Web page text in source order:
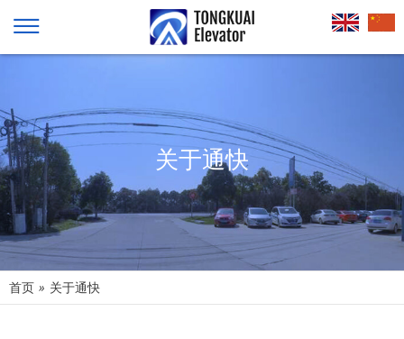
关于通快
首页 » 关于通快